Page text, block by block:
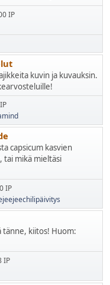
IP
kuvin ja kuvauksin.
capsicum kasvien
tai mikä mieltäsi
IP
tänne, kiitos! Huom:
IP